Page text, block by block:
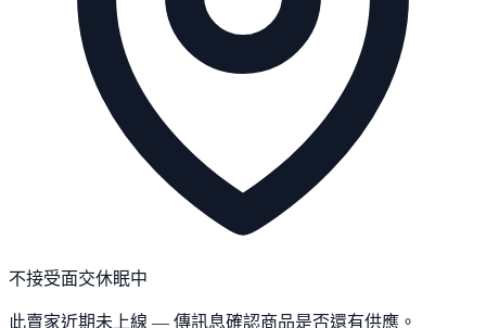
不接受面交休眠中
此賣家近期未上線 — 傳訊息確認商品是否還有供應。